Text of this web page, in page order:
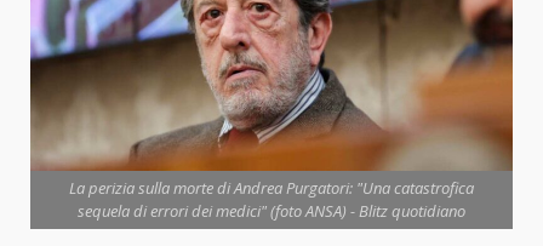
La perizia sulla morte di Andrea Purgatori: "Una catastrofica
sequela di errori dei medici" (foto ANSA) - Blitz quotidiano